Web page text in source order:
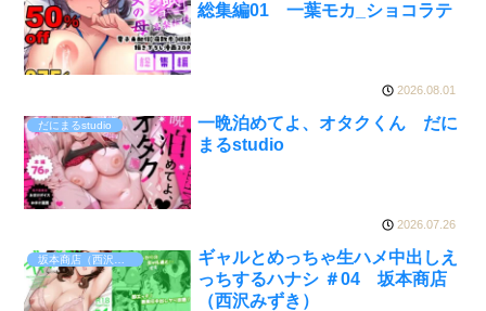
総集編01 一葉モカ_ショコラテ
2026.08.01
だにまるstudio
一晩泊めてよ、オタクくん だに
まるstudio
2026.07.26
ギャルとめっちゃ生ハメ中出しえ
っちするハナシ ＃04 坂本商店
（西沢みずき）